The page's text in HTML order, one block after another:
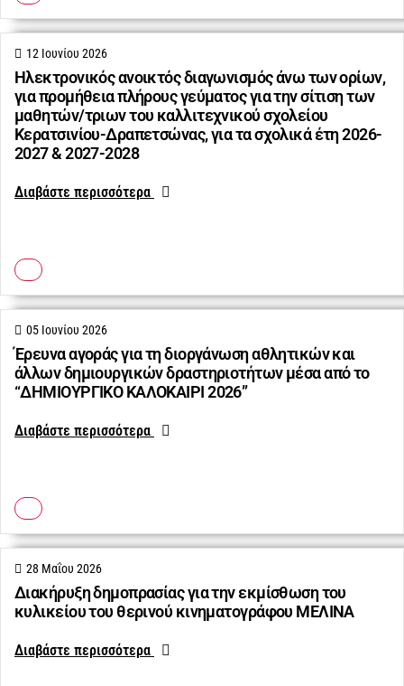
Ηλεκτρονικός ανοικτός διαγωνισμός άνω των ορίων,
για προμήθεια πλήρους γεύματος για την σίτιση των
μαθητών/τριων του καλλιτεχνικού σχολείου
Κερατσινίου-Δραπετσώνας, για τα σχολικά έτη 2026-
2027 & 2027-2028
12 Ιουνίου 2026
Διαβάστε περισσότερα
Έρευνα αγοράς για τη διοργάνωση αθλητικών και
άλλων δημιουργικών δραστηριοτήτων μέσα από το
“ΔΗΜΙΟΥΡΓΙΚΟ ΚΑΛΟΚΑΙΡΙ 2026”
05 Ιουνίου 2026
Διαβάστε περισσότερα
Διακήρυξη δημοπρασίας για την εκμίσθωση του
κυλικείου του θερινού κινηματογράφου ΜΕΛΙΝΑ
28 Μαΐου 2026
Διαβάστε περισσότερα